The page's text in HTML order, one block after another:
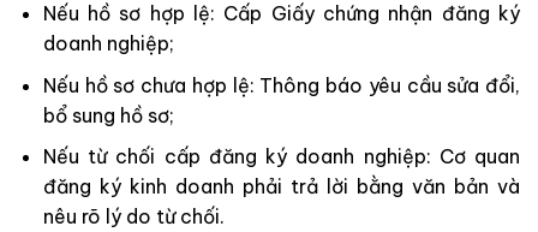
Nếu hồ sơ hợp lệ: Cấp Giấy chứng nhận đăng ký
doanh nghiệp;
Nếu hồ sơ chưa hợp lệ: Thông báo yêu cầu sửa đổi,
bổ sung hồ sơ;
Nếu từ chối cấp đăng ký doanh nghiệp: Cơ quan
đăng ký kinh doanh phải trả lời bằng văn bản và
nêu rõ lý do từ chối.